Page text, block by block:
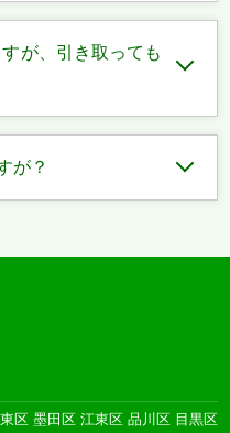
が、引き取っても
が？
区 墨田区 江東区 品川区 目黒区